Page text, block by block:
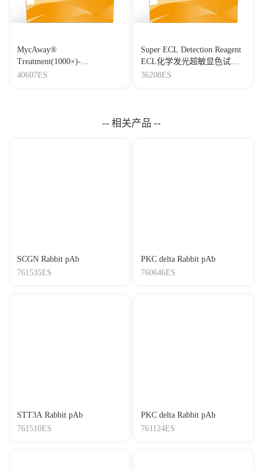
MycAway®
Treatment(1000×)-
Mycoplasma Elimination
40607ES
Super ECL Detection Reagent
ECL化学发光超敏显色试剂
盒
36208ES
-- 相关产品 --
SCGN Rabbit pAb
761535ES
PKC delta Rabbit pAb
760646ES
STT3A Rabbit pAb
761510ES
PKC delta Rabbit pAb
761124ES